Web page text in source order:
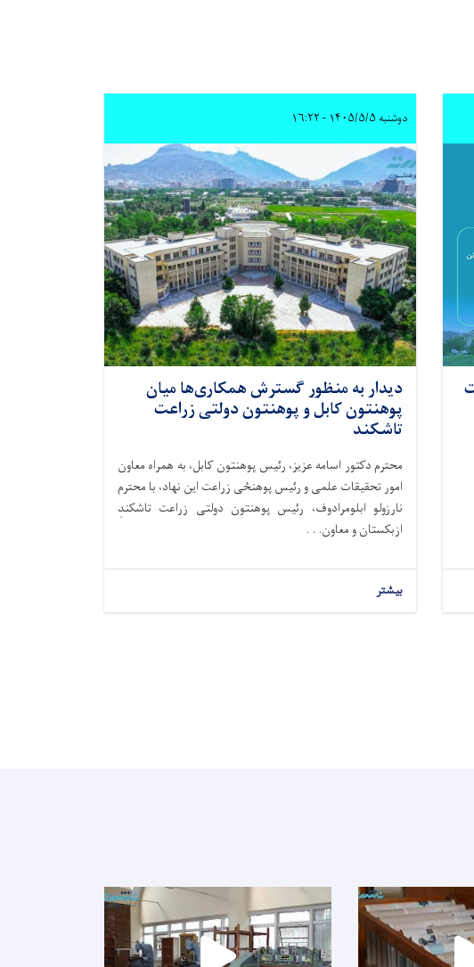
دوشنبه ۱۴۰۵/۵/۵ - ۱۶:۲۲
دیدار به منظور گسترش همکاری‌ها میان
پوهنتون کابل و پوهنتون دولتی زراعت
تاشکند
محترم دکتور اسامه عزیز، رئیس پوهنتون کابل، به همراه معاون
امور تحقیقات علمی و رئیس پوهنځی زراعت این نهاد، با محترم
نارزولو ابلومرادوف، رئیس پوهنتون دولتی زراعت تاشکندِ
ازبکستان و معاون. . .
بیشتر